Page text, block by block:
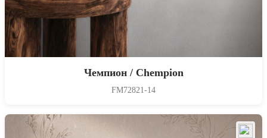
Чемпион / Chempion
FM72821-14